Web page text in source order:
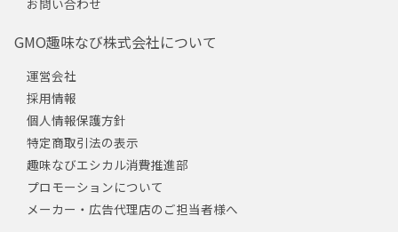
お問い合わせ
GMO趣味なび株式会社について
運営会社
採用情報
個人情報保護方針
特定商取引法の表示
趣味なびエシカル消費推進部
プロモーションについて
メーカー・広告代理店のご担当者様へ